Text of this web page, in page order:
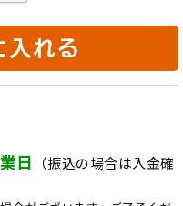
日
（振込の場合は入金確